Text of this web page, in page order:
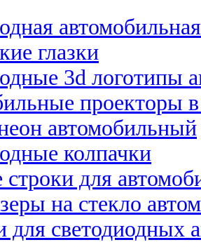
глазки
3d логотипы
проекторы
автомобильный
колпачки
для
на стекло
для светодиодных